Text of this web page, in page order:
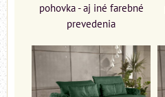
pohovka - aj iné farebné
prevedenia